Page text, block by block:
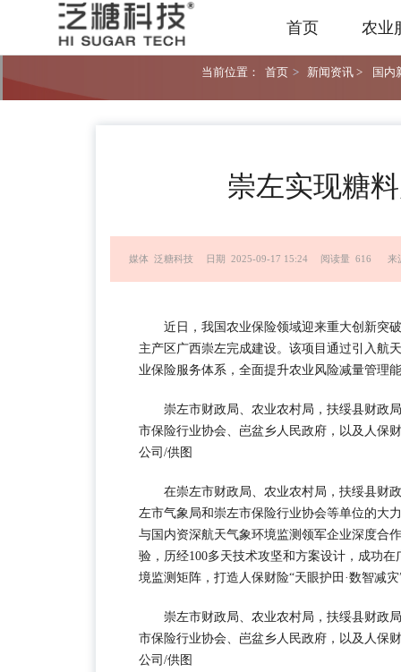
首页 农业
当前位置： 首页 > 新闻资讯 > 国内
崇左实现糖
媒体 泛糖科技 日期 2025-09-17 15:24 阅读量 616 来
近日，我国农业保险领域迎来重大创新
主产区广西崇左完成建设。该项目通过引入航
业保险服务体系，全面提升农业风险减量管理
崇左市财政局、农业农村局，扶绥县财政
市保险行业协会、岜盆乡人民政府，以及人保
公司/供图
在崇左市财政局、农业农村局，扶绥县财
左市气象局和崇左市保险行业协会等单位的大
与国内资深航天气象环境监测领军企业深度合
验，历经100多天技术攻坚和方案设计，成功
境监测矩阵，打造人保财险“天眼护田·数智减
崇左市财政局、农业农村局，扶绥县财政
市保险行业协会、岜盆乡人民政府，以及人保
公司/供图